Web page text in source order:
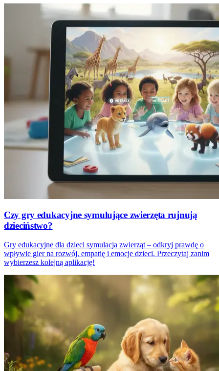
Czy gry edukacyjne symulujące zwierzęta rujnują
dzieciństwo?
Gry edukacyjne dla dzieci symulacja zwierząt – odkryj prawdę o
wpływie gier na rozwój, empatię i emocje dzieci. Przeczytaj zanim
wybierzesz kolejną aplikację!